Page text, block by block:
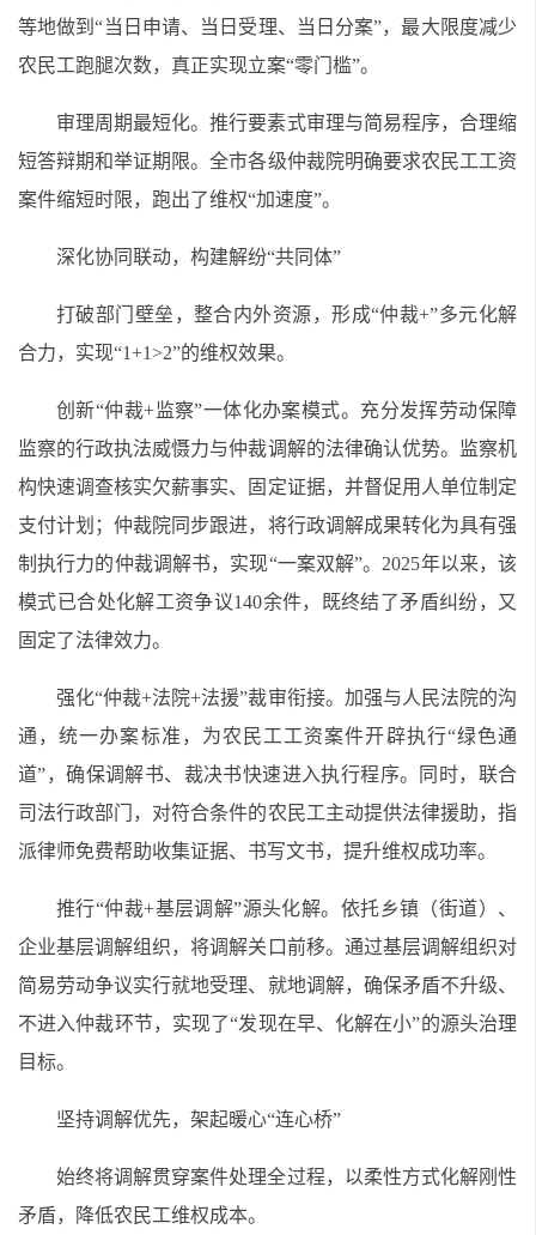
等地做到“当日申请、当日受理、当日分案”，最大限度减少
农民工跑腿次数，真正实现立案“零门槛”。
审理周期最短化。推行要素式审理与简易程序，合理缩
短答辩期和举证期限。全市各级仲裁院明确要求农民工工资
案件缩短时限，跑出了维权“加速度”。
深化协同联动，构建解纷“共同体”
打破部门壁垒，整合内外资源，形成“仲裁+”多元化解
合力，实现“1+1>2”的维权效果。
创新“仲裁+监察”一体化办案模式。充分发挥劳动保障
监察的行政执法威慑力与仲裁调解的法律确认优势。监察机
构快速调查核实欠薪事实、固定证据，并督促用人单位制定
支付计划；仲裁院同步跟进，将行政调解成果转化为具有强
制执行力的仲裁调解书，实现“一案双解”。2025年以来，该
模式已合处化解工资争议140余件，既终结了矛盾纠纷，又
固定了法律效力。
强化“仲裁+法院+法援”裁审衔接。加强与人民法院的沟
通，统一办案标准，为农民工工资案件开辟执行“绿色通
道”，确保调解书、裁决书快速进入执行程序。同时，联合
司法行政部门，对符合条件的农民工主动提供法律援助，指
派律师免费帮助收集证据、书写文书，提升维权成功率。
推行“仲裁+基层调解”源头化解。依托乡镇（街道）、
企业基层调解组织，将调解关口前移。通过基层调解组织对
简易劳动争议实行就地受理、就地调解，确保矛盾不升级、
不进入仲裁环节，实现了“发现在早、化解在小”的源头治理
目标。
坚持调解优先，架起暖心“连心桥”
始终将调解贯穿案件处理全过程，以柔性方式化解刚性
矛盾，降低农民工维权成本。